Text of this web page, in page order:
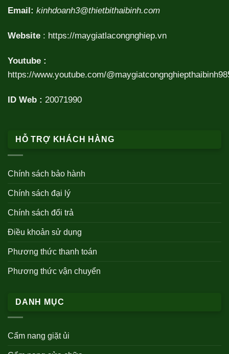
Email: kinhdoanh3@thietbithaibinh.com
Website : https://maygiatlacongnghiep.vn
Youtube :
https://www.youtube.com/
ID Web : 20071990
HỖ TRỢ KHÁCH HÀNG
Chính sách bảo hành
Chính sách đại lý
Chính sách đổi trả
Điều khoản sử dụng
Phương thức thanh toán
Phương thức vận chuyển
DANH MỤC
Cẩm nang giặt ủi